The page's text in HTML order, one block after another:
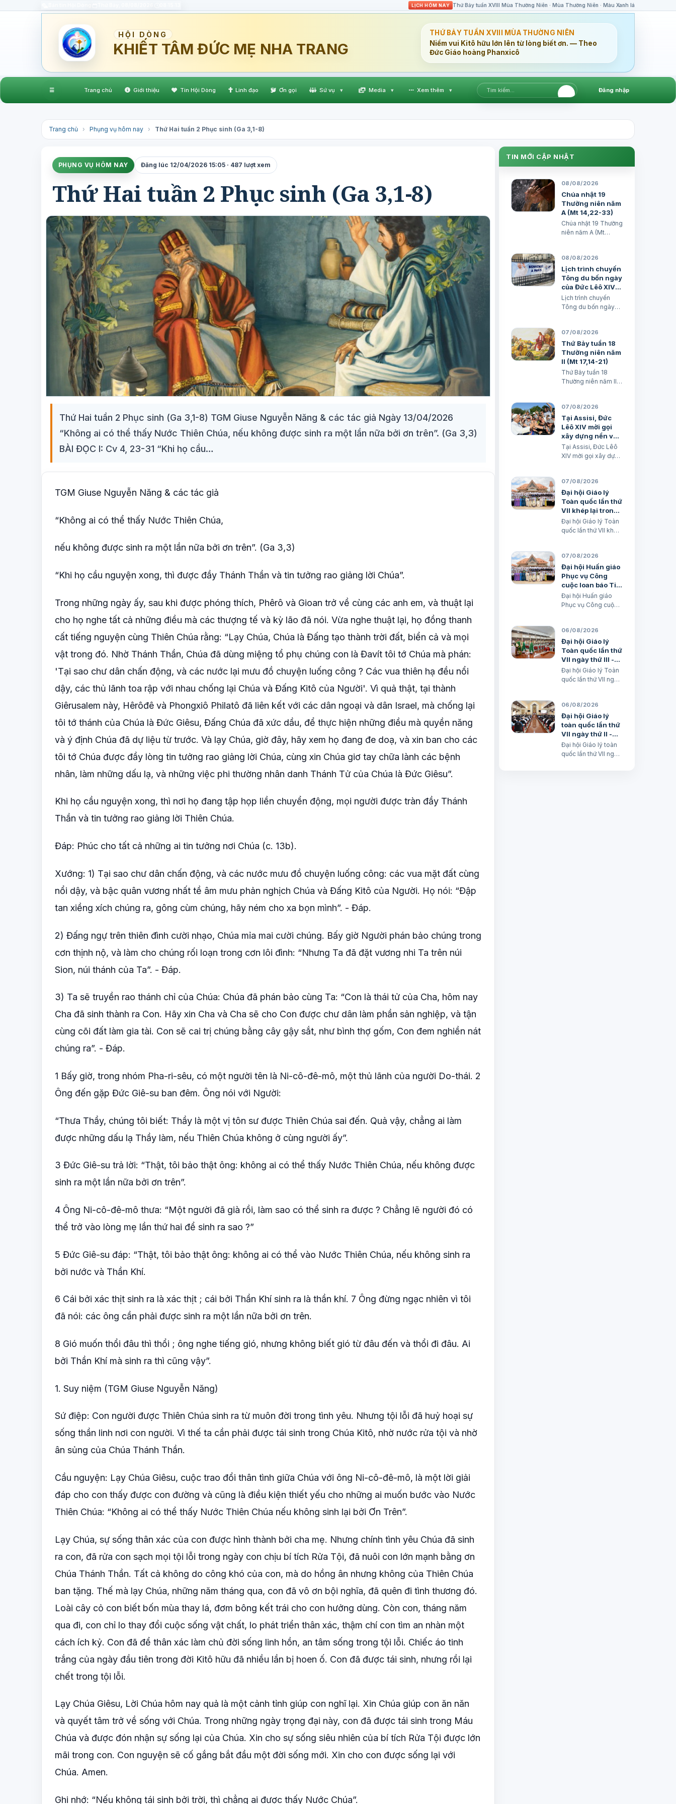
LỊCH HÔM NAY Thứ Bảy tuần XVIII Mùa Thường Niên · Mùa Thường Niên · Màu Xanh lá
HỘI DÒNG
KHIẾT TÂM ĐỨC MẸ NHA TRANG
THỨ BẢY TUẦN XVIII MÙA THƯỜNG NIÊN
Niềm vui Kitô hữu lớn lên từ lòng biết ơn. — Theo
Đức Giáo hoàng Phanxicô
☰ Trang chủ Giới thiệu Tin Hội Dòng Linh đạo Ơn gọi Sứ vụ ▾ Media ▾ Xem thêm ▾ Đăng nhập
Trang chủ › Phụng vụ hôm nay › Thứ Hai tuần 2 Phục sinh (Ga 3,1-8)
PHỤNG VỤ HÔM NAY Đăng lúc 12/04/2026 15:05 · 487 lượt xem
Thứ Hai tuần 2 Phục sinh (Ga 3,1-8)
Thứ Hai tuần 2 Phục sinh (Ga 3,1-8) TGM Giuse Nguyễn Năng & các tác giả Ngày 13/04/2026
“Không ai có thể thấy Nước Thiên Chúa, nếu không được sinh ra một lần nữa bởi ơn trên”. (Ga 3,3)
BÀI ĐỌC I: Cv 4, 23-31 “Khi họ cầu…
TGM Giuse Nguyễn Năng & các tác giả
“Không ai có thể thấy Nước Thiên Chúa,
nếu không được sinh ra một lần nữa bởi ơn trên”. (Ga 3,3)
“Khi họ cầu nguyện xong, thì được đầy Thánh Thần và tin tưởng rao giảng lời Chúa”.
Trong những ngày ấy, sau khi được phóng thích, Phêrô và Gioan trở về cùng các anh em, và thuật lại
cho họ nghe tất cả những điều mà các thượng tế và kỳ lão đã nói. Vừa nghe thuật lại, họ đồng thanh
cất tiếng nguyện cùng Thiên Chúa rằng: “Lạy Chúa, Chúa là Đấng tạo thành trời đất, biển cả và mọi
vật trong đó. Nhờ Thánh Thần, Chúa đã dùng miệng tổ phụ chúng con là Đavít tôi tớ Chúa mà phán:
'Tại sao chư dân chấn động, và các nước lại mưu đồ chuyện luống công ? Các vua thiên hạ đều nổi
dậy, các thủ lãnh toa rập với nhau chống lại Chúa và Đấng Kitô của Người'. Vì quả thật, tại thành
Giêrusalem này, Hêrôđê và Phongxiô Philatô đã liên kết với các dân ngoại và dân Israel, mà chống lại
tôi tớ thánh của Chúa là Đức Giêsu, Đấng Chúa đã xức dầu, để thực hiện những điều mà quyền năng
và ý định Chúa đã dự liệu từ trước. Và lạy Chúa, giờ đây, hãy xem họ đang đe doạ, và xin ban cho các
tôi tớ Chúa được đầy lòng tin tưởng rao giảng lời Chúa, cùng xin Chúa giơ tay chữa lành các bệnh
nhân, làm những dấu lạ, và những việc phi thường nhân danh Thánh Tử của Chúa là Đức Giêsu”.
Khi họ cầu nguyện xong, thì nơi họ đang tập họp liền chuyển động, mọi người được tràn đầy Thánh
Thần và tin tưởng rao giảng lời Thiên Chúa.
Đáp: Phúc cho tất cả những ai tin tưởng nơi Chúa (c. 13b).
Xướng: 1) Tại sao chư dân chấn động, và các nước mưu đồ chuyện luống công: các vua mặt đất cùng
nổi dậy, và bậc quân vương nhất tề âm mưu phản nghịch Chúa và Đấng Kitô của Người. Họ nói: “Đập
tan xiềng xích chúng ra, gông cùm chúng, hãy ném cho xa bọn mình”. - Đáp.
2) Đấng ngự trên thiên đình cười nhạo, Chúa mỉa mai cười chúng. Bấy giờ Người phán bảo chúng trong
cơn thịnh nộ, và làm cho chúng rối loạn trong cơn lôi đình: “Nhưng Ta đã đặt vương nhi Ta trên núi
Sion, núi thánh của Ta”. - Đáp.
3) Ta sẽ truyền rao thánh chỉ của Chúa: Chúa đã phán bảo cùng Ta: “Con là thái tử của Cha, hôm nay
Cha đã sinh thành ra Con. Hãy xin Cha và Cha sẽ cho Con được chư dân làm phần sản nghiệp, và tận
cùng cõi đất làm gia tài. Con sẽ cai trị chúng bằng cây gậy sắt, như bình thợ gốm, Con đem nghiền nát
chúng ra”. - Đáp.
1 Bấy giờ, trong nhóm Pha-ri-sêu, có một người tên là Ni-cô-đê-mô, một thủ lãnh của người Do-thái. 2
Ông đến gặp Đức Giê-su ban đêm. Ông nói với Người:
“Thưa Thầy, chúng tôi biết: Thầy là một vị tôn sư được Thiên Chúa sai đến. Quả vậy, chẳng ai làm
được những dấu lạ Thầy làm, nếu Thiên Chúa không ở cùng người ấy”.
3 Đức Giê-su trả lời: “Thật, tôi bảo thật ông: không ai có thể thấy Nước Thiên Chúa, nếu không được
sinh ra một lần nữa bởi ơn trên”.
4 Ông Ni-cô-đê-mô thưa: “Một người đã già rồi, làm sao có thể sinh ra được ? Chẳng lẽ người đó có
thể trở vào lòng mẹ lần thứ hai để sinh ra sao ?”
5 Đức Giê-su đáp: “Thật, tôi bảo thật ông: không ai có thể vào Nước Thiên Chúa, nếu không sinh ra
bởi nước và Thần Khí.
6 Cái bởi xác thịt sinh ra là xác thịt ; cái bởi Thần Khí sinh ra là thần khí. 7 Ông đừng ngạc nhiên vì tôi
đã nói: các ông cần phải được sinh ra một lần nữa bởi ơn trên.
8 Gió muốn thổi đâu thì thổi ; ông nghe tiếng gió, nhưng không biết gió từ đâu đến và thổi đi đâu. Ai
bởi Thần Khí mà sinh ra thì cũng vậy”.
1. Suy niệm (TGM Giuse Nguyễn Năng)
Sứ điệp: Con người được Thiên Chúa sinh ra từ muôn đời trong tình yêu. Nhưng tội lỗi đã huỷ hoại sự
sống thần linh nơi con người. Vì thế ta cần phải được tái sinh trong Chúa Kitô, nhờ nước rửa tội và nhờ
ân sủng của Chúa Thánh Thần.
Cầu nguyện: Lạy Chúa Giêsu, cuộc trao đổi thân tình giữa Chúa với ông Ni-cô-đê-mô, là một lời giải
đáp cho con thấy được con đường và cũng là điều kiện thiết yếu cho những ai muốn bước vào Nước
Thiên Chúa: “Không ai có thể thấy Nước Thiên Chúa nếu không sinh lại bởi Ơn Trên”.
Lạy Chúa, sự sống thân xác của con được hình thành bởi cha mẹ. Nhưng chính tình yêu Chúa đã sinh
ra con, đã rửa con sạch mọi tội lỗi trong ngày con chịu bí tích Rửa Tội, đã nuôi con lớn mạnh bằng ơn
Chúa Thánh Thần. Tất cả không do công khó của con, mà do hồng ân nhưng không của Thiên Chúa
ban tặng. Thế mà lạy Chúa, những năm tháng qua, con đã vô ơn bội nghĩa, đã quên đi tình thương đó.
Loài cây cỏ con biết bốn mùa thay lá, đơm bông kết trái cho con hưởng dùng. Còn con, tháng năm
qua đi, con chỉ lo thay đổi cuộc sống vật chất, lo phát triển thân xác, thậm chí con tìm an nhàn một
cách ích kỷ. Con đã để thân xác làm chủ đời sống linh hồn, an tâm sống trong tội lỗi. Chiếc áo tinh
trắng của ngày đầu tiên trong đời Kitô hữu đã nhiều lần bị hoen ố. Con đã được tái sinh, nhưng rồi lại
chết trong tội lỗi.
Lạy Chúa Giêsu, Lời Chúa hôm nay quả là một cảnh tỉnh giúp con nghĩ lại. Xin Chúa giúp con ăn năn
và quyết tâm trở về sống với Chúa. Trong những ngày trọng đại này, con đã được tái sinh trong Máu
Chúa và được đón nhận sự sống lại của Chúa. Xin cho sự sống siêu nhiên của bí tích Rửa Tội được lớn
mãi trong con. Con nguyện sẽ cố gắng bắt đầu một đời sống mới. Xin cho con được sống lại với
Chúa. Amen.
Ghi nhớ: “Nếu không tái sinh bởi trời, thì chẳng ai được thấy Nước Chúa”.
TIN MỚI CẬP NHẬT
08/08/2026
Chúa nhật 19
Thường niên năm
A (Mt 14,22-33)
Chúa nhật 19 Thường
niên năm A (Mt
& các tác giả
08/08/2026
Lịch trình chuyến
Tông du bốn ngày
của Đức Lêô XIV
tại Pháp
Lịch trình chuyến
Tông du bốn ngày
dịch
07/08/2026
Thứ Bảy tuần 18
Thường niên năm
II (Mt 17,14-21)
Thứ Bảy tuần 18
Thường niên năm II
& các tác giả Ngày
08/08/2026 “Tôi đã
đem cháu đến cho
các môn đệ Ngài
chữa, nhưng các ông
không chữa được”.
07/08/2026
Tại Assisi, Đức
Lêô XIV mời gọi
xây dựng nền văn
minh tình thương
Tại Assisi, Đức Lêô
XIV mời gọi xây dựng
biên dịch
07/08/2026
Đại hội Giáo lý
Toàn quốc lần thứ
VII khép lại trong
hiệp thông và mở
ra một hướng đi
Đại hội Giáo lý Toàn
quốc lần thứ VII khép
đi mới Lm. Micae
Nguyễn Khắc Minh
07/08/2026
Đại hội Huấn giáo
Phục vụ Công
cuộc loan báo Tin
mừng Toàn quốc
lần thứ VII - Khép
hướng đi mới cho
công cuộc huấn
giáo Việt Nam
Đại hội Huấn giáo
Phục vụ Công cuộc
- Khép lại trong hiệp
thông, mở ra một
hướng đi mới cho
công cuộc huấn giáo
Việt Nam Lm. Micae
Nguyễn Khắc Minh
06/08/2026
Đại hội Giáo lý
Toàn quốc lần thứ
VII ngày thứ III -
Huấn giáo và Gia
đình trong nền
Đại hội Giáo lý Toàn
quốc lần thứ VII ngày
văn hoá kỹ thuật số
avatar Lm. Micae
Nguyễn Khắc Minh
06/08/2026
Đại hội Giáo lý
toàn quốc lần thứ
VII ngày thứ II -
Huấn giáo và khai
tâm nhiệm hiệp
Đại hội Giáo lý toàn
quốc lần thứ VII ngày